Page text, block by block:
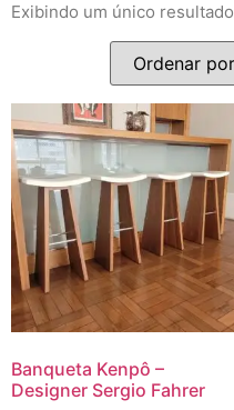
Exibindo um único resultado
Banqueta Kenpô –
Designer Sergio Fahrer